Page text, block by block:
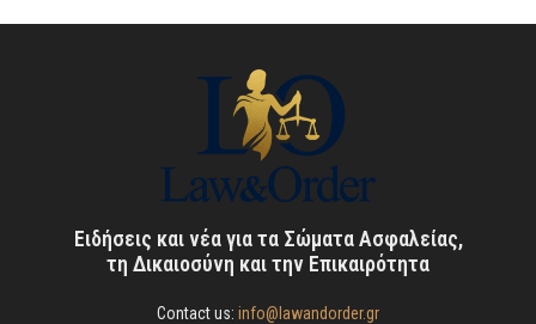
Ειδήσεις και νέα για τα Σώματα Ασφαλείας,
τη Δικαιοσύνη και την Επικαιρότητα
Contact us: info@lawandorder.gr